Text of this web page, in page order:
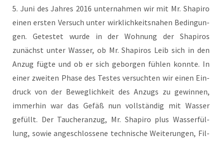
5. Juni des Jah­res 2016 unter­nah­men wir mit Mr. Sha­pi­ro
einen ers­ten Ver­such unter wirk­lich­keits­na­hen Bedin­gun­
gen. Getes­tet wur­de in der Woh­nung der Sha­pi­ros
zunächst unter Was­ser, ob Mr. Sha­pi­ros Leib sich in den
Anzug füg­te und ob er sich gebor­gen füh­len konn­te. In
einer zwei­ten Pha­se des Tes­tes ver­such­ten wir einen Ein­
druck von der Beweg­lich­keit des Anzugs zu gewin­nen,
immer­hin war das Gefäß nun voll­stän­dig mit Was­ser
gefüllt. Der Tau­cher­an­zug, Mr. Sha­pi­ro plus Was­ser­fül­
lung, sowie ange­schlos­se­ne tech­ni­sche Wei­te­run­gen, Fil­